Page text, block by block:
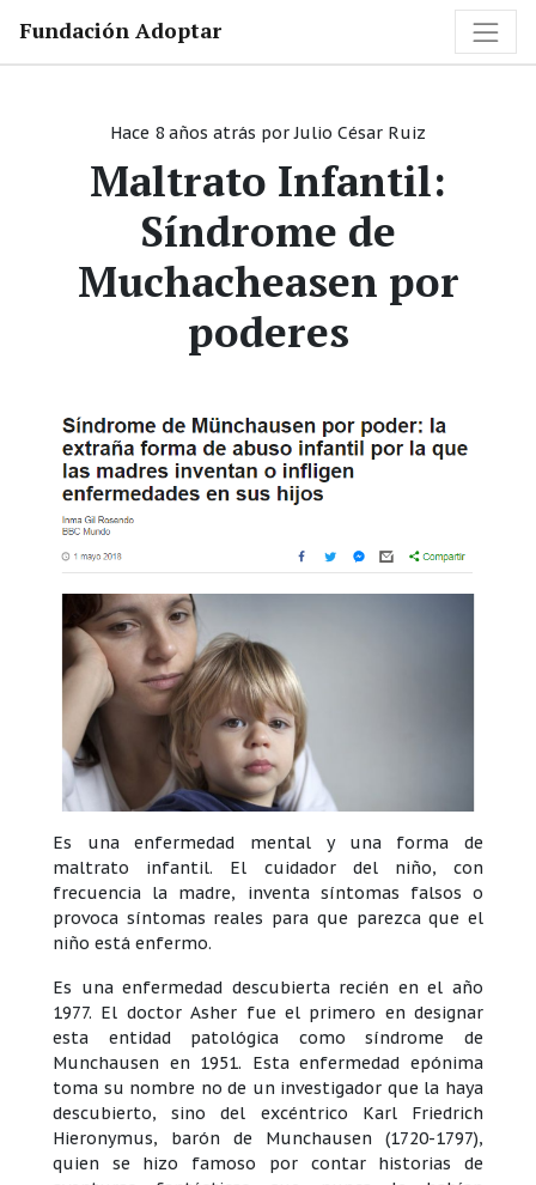
Fundación Adoptar
Hace 8 años atrás porJulio César Ruiz
Maltrato Infantil:
Síndrome de
Muchacheasen por
poderes
Es una enfermedad mental y una forma de
maltrato infantil. El cuidador del niño, con
frecuencia la madre, inventa síntomas falsos o
provoca síntomas reales para que parezca que el
niño está enfermo.
Es una enfermedad descubierta recién en el año
1977. El doctor Asher fue el primero en designar
esta entidad patológica como síndrome de
Munchausen en 1951. Esta enfermedad epónima
toma su nombre no de un investigador que la haya
descubierto, sino del excéntrico Karl Friedrich
Hieronymus, barón de Munchausen (1720-1797),
quien se hizo famoso por contar historias de